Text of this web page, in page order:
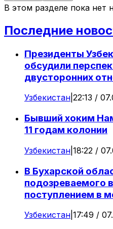
В этом разделе пока нет
Последние
Президенты
обсудили
двусторонних
Узбекистан 22:13 /
Бывший хоким
11 годам колонии
Узбекистан 18:22 /
В Бухарской
подозреваемого
поступлением в
Узбекистан 17:49 /